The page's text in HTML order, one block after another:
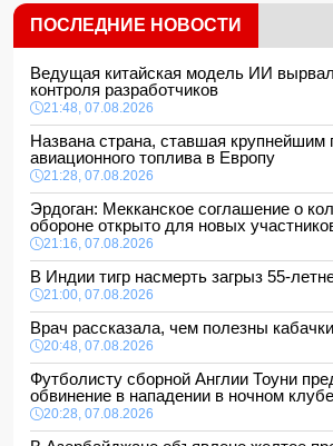
ПОСЛЕДНИЕ НОВОСТИ
Ведущая китайская модель ИИ
контроля разработчиков
21:48, 07.08.2026
Названа страна, ставшая крупнейшим
авиационного топлива в Европу
21:28, 07.08.2026
Эрдоган: Мекканское соглашение о
обороне открыто для новых
21:16, 07.08.2026
В Индии тигр насмерть загрыз 55-
21:00, 07.08.2026
Врач рассказала, чем полезны
20:48, 07.08.2026
Футболисту сборной Англии Тоуни
обвинение в нападении в ночном клубе
20:28, 07.08.2026